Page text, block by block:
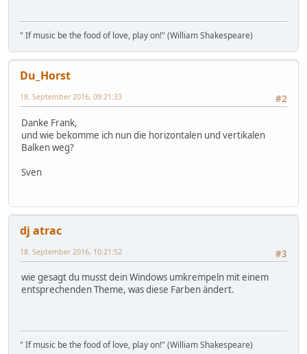
" If music be the food of love, play on!" (William Shakespeare)
Du_Horst
#2
18. September 2016, 09:21:33
Danke Frank,
und wie bekomme ich nun die horizontalen und vertikalen
Balken weg?
Sven
dj atrac
#3
18. September 2016, 10:21:52
wie gesagt du musst dein Windows umkrempeln mit einem
entsprechenden Theme, was diese Farben ändert.
" If music be the food of love, play on!" (William Shakespeare)